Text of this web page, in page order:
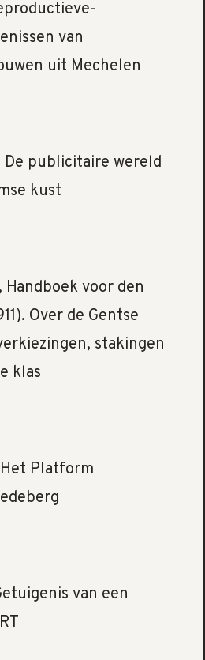
van
uit Mechelen
De publicitaire wereld
kust
voor den
Over de Gentse
stakingen
klas
Platform
van een